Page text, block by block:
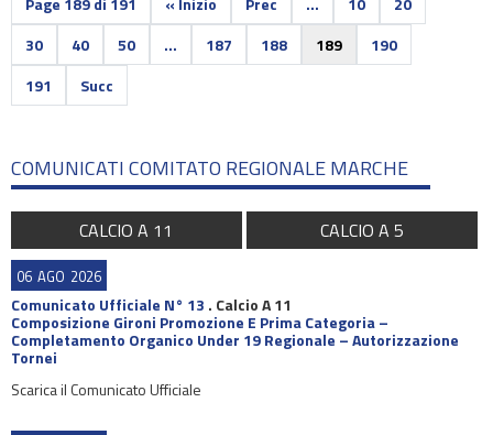
30
40 50 ... 187 188 189
190
191
Succ
COMUNICATI COMITATO REGIONALE MARCHE
CALCIO A 11 CALCIO A 5
06 AGO 2026
Comunicato Ufficiale N° 13 . Calcio A 11
Composizione Gironi Promozione E Prima Categoria –
Completamento Organico Under 19 Regionale – Autorizzazione
Tornei
Scarica il Comunicato Ufficiale